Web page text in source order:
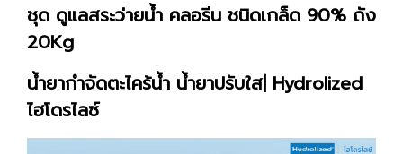
ชุด ดูแลสระว่ายน้ำ คลอรีน ชนิดเกล็ด 90% ถัง
20Kg
น้ำยากำจัดตะไคร้น้ำ น้ำยาปรับใส| Hydrolized
ไฮโดรไลซ์